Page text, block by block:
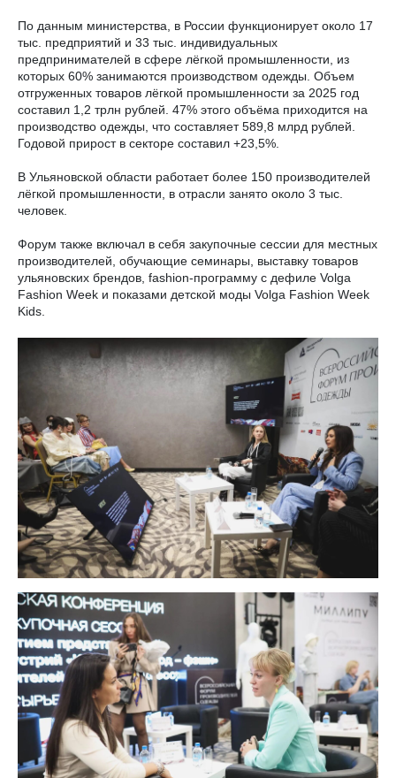
По данным министерства, в России функционирует около 17
тыс. предприятий и 33 тыс. индивидуальных
предпринимателей в сфере лёгкой промышленности, из
которых 60% занимаются производством одежды. Объем
отгруженных товаров лёгкой промышленности за 2025 год
составил 1,2 трлн рублей. 47% этого объёма приходится на
производство одежды, что составляет 589,8 млрд рублей.
Годовой прирост в секторе составил +23,5%.
В Ульяновской области работает более 150 производителей
лёгкой промышленности, в отрасли занято около 3 тыс.
человек.
Форум также включал в себя закупочные сессии для местных
производителей, обучающие семинары, выставку товаров
ульяновских брендов, fashion-программу с дефиле Volga
Fashion Week и показами детской моды Volga Fashion Week
Kids.